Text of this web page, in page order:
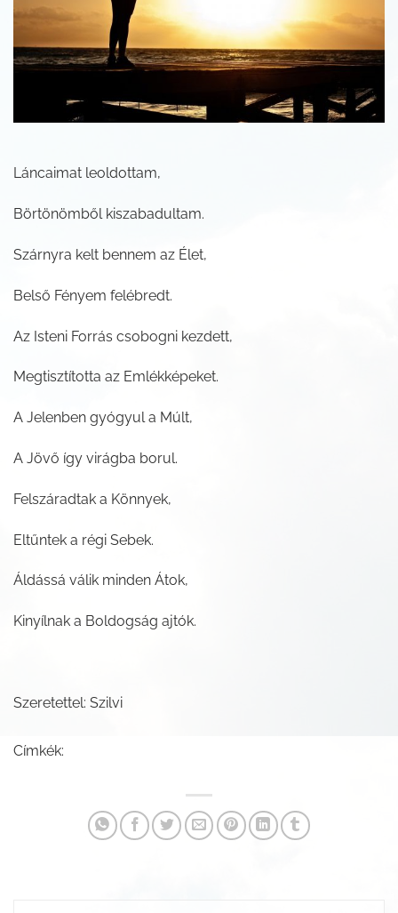
Láncaimat leoldottam,
Börtönömből kiszabadultam.
Szárnyra kelt bennem az Élet,
Belső Fényem felébredt.
Az Isteni Forrás csobogni kezdett,
Megtisztította az Emlékképeket.
A Jelenben gyógyul a Múlt,
A Jövő így virágba borul.
Felszáradtak a Könnyek,
Eltűntek a régi Sebek.
Áldássá válik minden Átok,
Kinyílnak a Boldogság ajtók.
Szeretettel: Szilvi
Címkék: